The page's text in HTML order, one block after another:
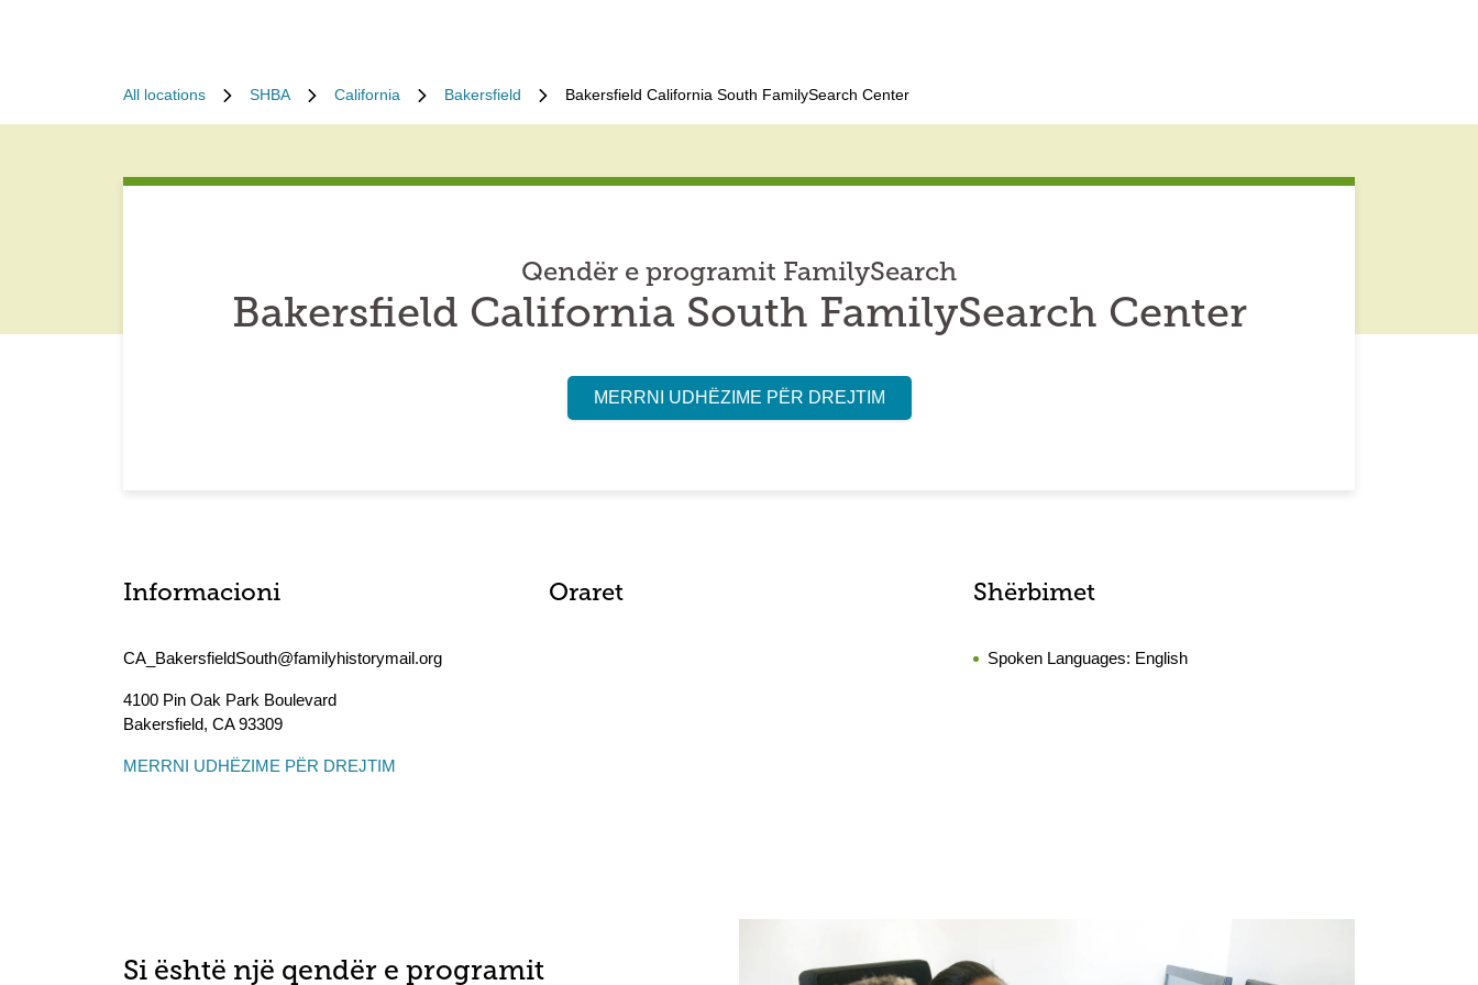
All locations SHBA California Bakersfield Bakersfield California South FamilySearch Center
Qendër e programit FamilySearch
Bakersfield California South FamilySearch Center
MERRNI UDHËZIME PËR DREJTIM
Informacioni
CA_BakersfieldSouth@familyhistorymail.org
4100 Pin Oak Park Boulevard
Bakersfield, CA93309
MERRNI UDHËZIME PËR DREJTIM
Oraret Shërbimet
Spoken Languages: English
Si është një qendër e programit